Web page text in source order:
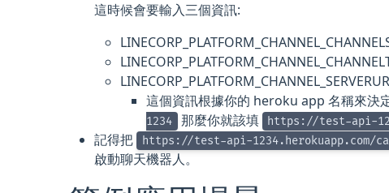
這時候會要輸入三個資訊:
這個資訊根據你的 heroku app 名稱來
1234 那麼你就該填 https://test-api-
記得把 https://test-api-1234.herokuapp.com/
啟動聊天機器人。